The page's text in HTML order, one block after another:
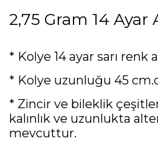
2,75 Gram 14 Ayar
* Kolye 14 ayar sarı renk
* Kolye uzunluğu 45
* Zincir ve bileklik
kalınlık ve uzunlukta
mevcuttur.